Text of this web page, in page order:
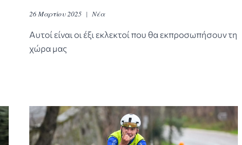
26 Μαρτίου 2025 Νέα
Αυτοί είναι οι έξι εκλεκτοί που θα εκπροσωπήσουν τη
χώρα μας